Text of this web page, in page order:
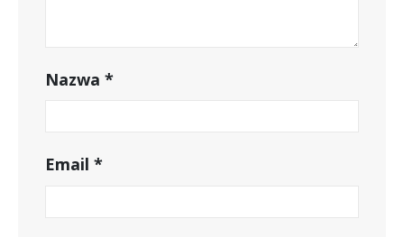
Nazwa *
Email *